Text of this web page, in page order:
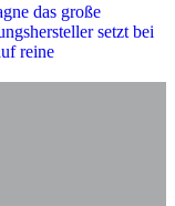
das große
setzt bei
reine